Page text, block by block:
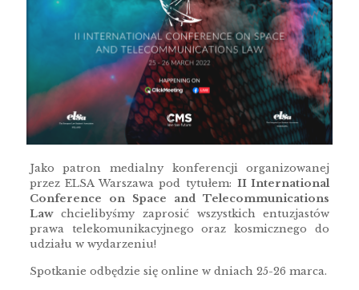
Jako patron medialny konferencji organizowanej
przez ELSA Warszawa pod tytułem: II International
Conference on Space and Telecommunications
Lawchcielibyśmy zaprosić wszystkich entuzjastów
prawa telekomunikacyjnego oraz kosmicznego do
udziału w wydarzeniu!
Spotkanie odbędzie się online w dniach 25-26 marca.